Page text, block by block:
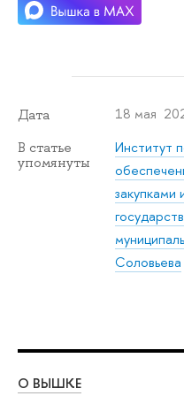
Дата 18 мая
В статье
упомянуты
Институт
Соловьева
О ВЫШКЕ